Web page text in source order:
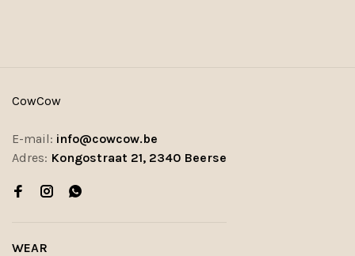
CowCow
E-mail: info@cowcow.be
Adres: Kongostraat 21, 2340 Beerse
WEAR